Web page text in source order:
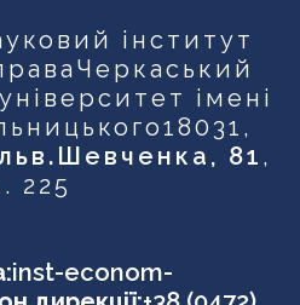
інститут
Черкаський
імені
18031,
81 ,
225
inst-econom-